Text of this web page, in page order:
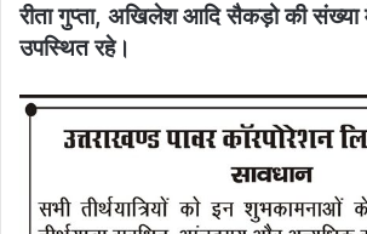
रीता गुप्ता, अखिलेश आदि सैकड़ो की संख्या में
उपस्थित रहे।